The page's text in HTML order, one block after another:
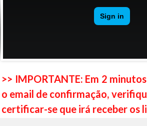
>> IMPORTANTE: Em 2
o email de confirmação,
certificar-se que irá receber os